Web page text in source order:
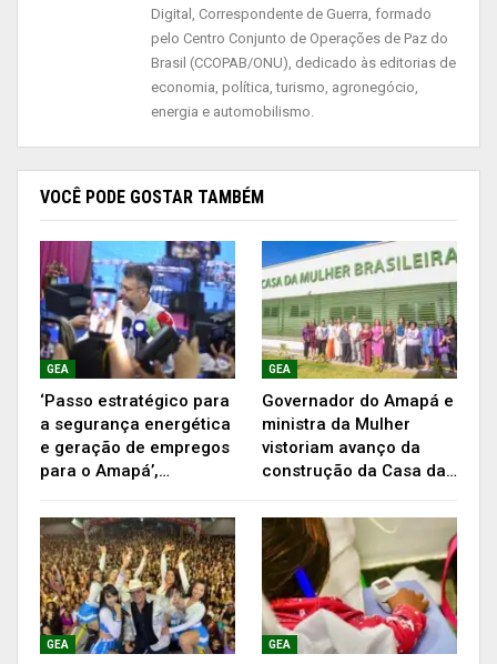
com o apoio da Prefeitura de Blumenau e do
Governo do Estado de Santa Catarina, por meio
da Fundação Catarinense de Esporte (Fesporte).
badminton, ciclismo e natação. As disputas
seguem até 30 de novembro.
Digital, Correspondente de Guerra, formado
pelo Centro Conjunto de Operações de Paz do
Brasil (CCOPAB/ONU), dedicado às editorias de
economia, política, turismo, agronegócio,
energia e automobilismo.
VOCÊ PODE GOSTAR TAMBÉM
GEA
‘Passo estratégico para
a segurança energética
e geração de empregos
para o Amapá’,…
GEA
Governador do Amapá e
ministra da Mulher
vistoriam avanço da
construção da Casa da…
GEA GEA